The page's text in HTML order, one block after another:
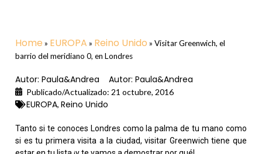
Home » EUROPA » Reino Unido » Visitar Greenwich, el
barrio del meridiano 0, en Londres
Autor: Paula&Andrea Autor: Paula&Andrea
Publicado/Actualizado: 21 octubre, 2016
EUROPA, Reino Unido
Tanto si te conoces Londres como la palma de tu mano como
si es tu primera visita a la ciudad, visitar Greenwich tiene que